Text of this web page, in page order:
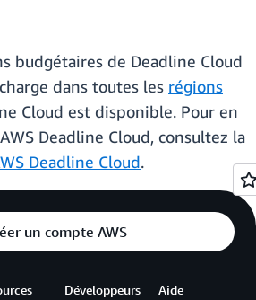
budgétaires de Deadline Cloud
dans toutes les régions
Cloud est disponible. Pour en
Deadline Cloud, consultez la
Deadline Cloud.
un compte AWS
Développeurs Aide